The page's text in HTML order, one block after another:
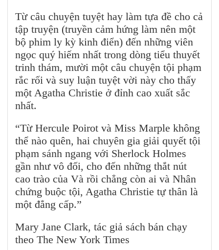
Từ câu chuyện tuyệt hay làm tựa đề cho cả
tập truyện (truyền cảm hứng làm nên một
bộ phim ly kỳ kinh điển) đến những viên
ngọc quý hiếm nhất trong dòng tiểu thuyết
trinh thám, mười một câu chuyện tội phạm
rắc rối và suy luận tuyệt vời này cho thấy
một Agatha Christie ở đỉnh cao xuất sắc
nhất.
“Từ Hercule Poirot và Miss Marple không
thể nào quên, hai chuyên gia giải quyết tội
phạm sánh ngang với Sherlock Holmes
gần như vô đối, cho đến những thắt nút
cao trào của Và rồi chẳng còn ai và Nhân
chứng buộc tội, Agatha Christie tự thân là
một đẳng cấp.”
Mary Jane Clark, tác giả sách bán chạy
theo The New York Times